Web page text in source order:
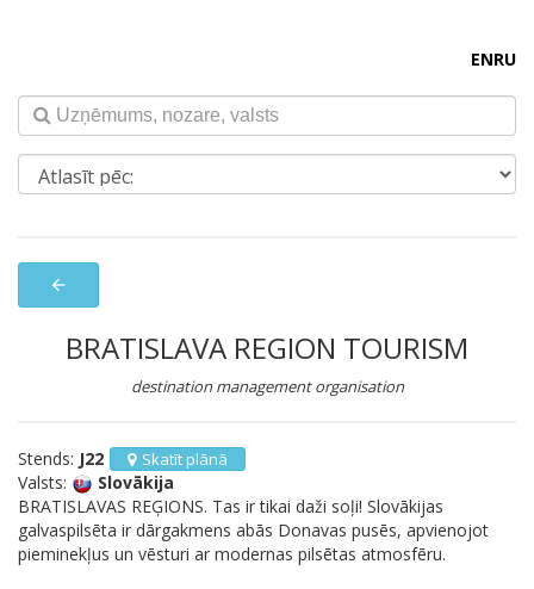
ENRU
arrow_back
BRATISLAVA REGION TOURISM
destination management organisation
Stends: J22 Skatīt plānā
Valsts:
Slovākija
BRATISLAVAS REĢIONS. Tas ir tikai daži soļi! Slovākijas
galvaspilsēta ir dārgakmens abās Donavas pusēs, apvienojot
pieminekļus un vēsturi ar modernas pilsētas atmosfēru.